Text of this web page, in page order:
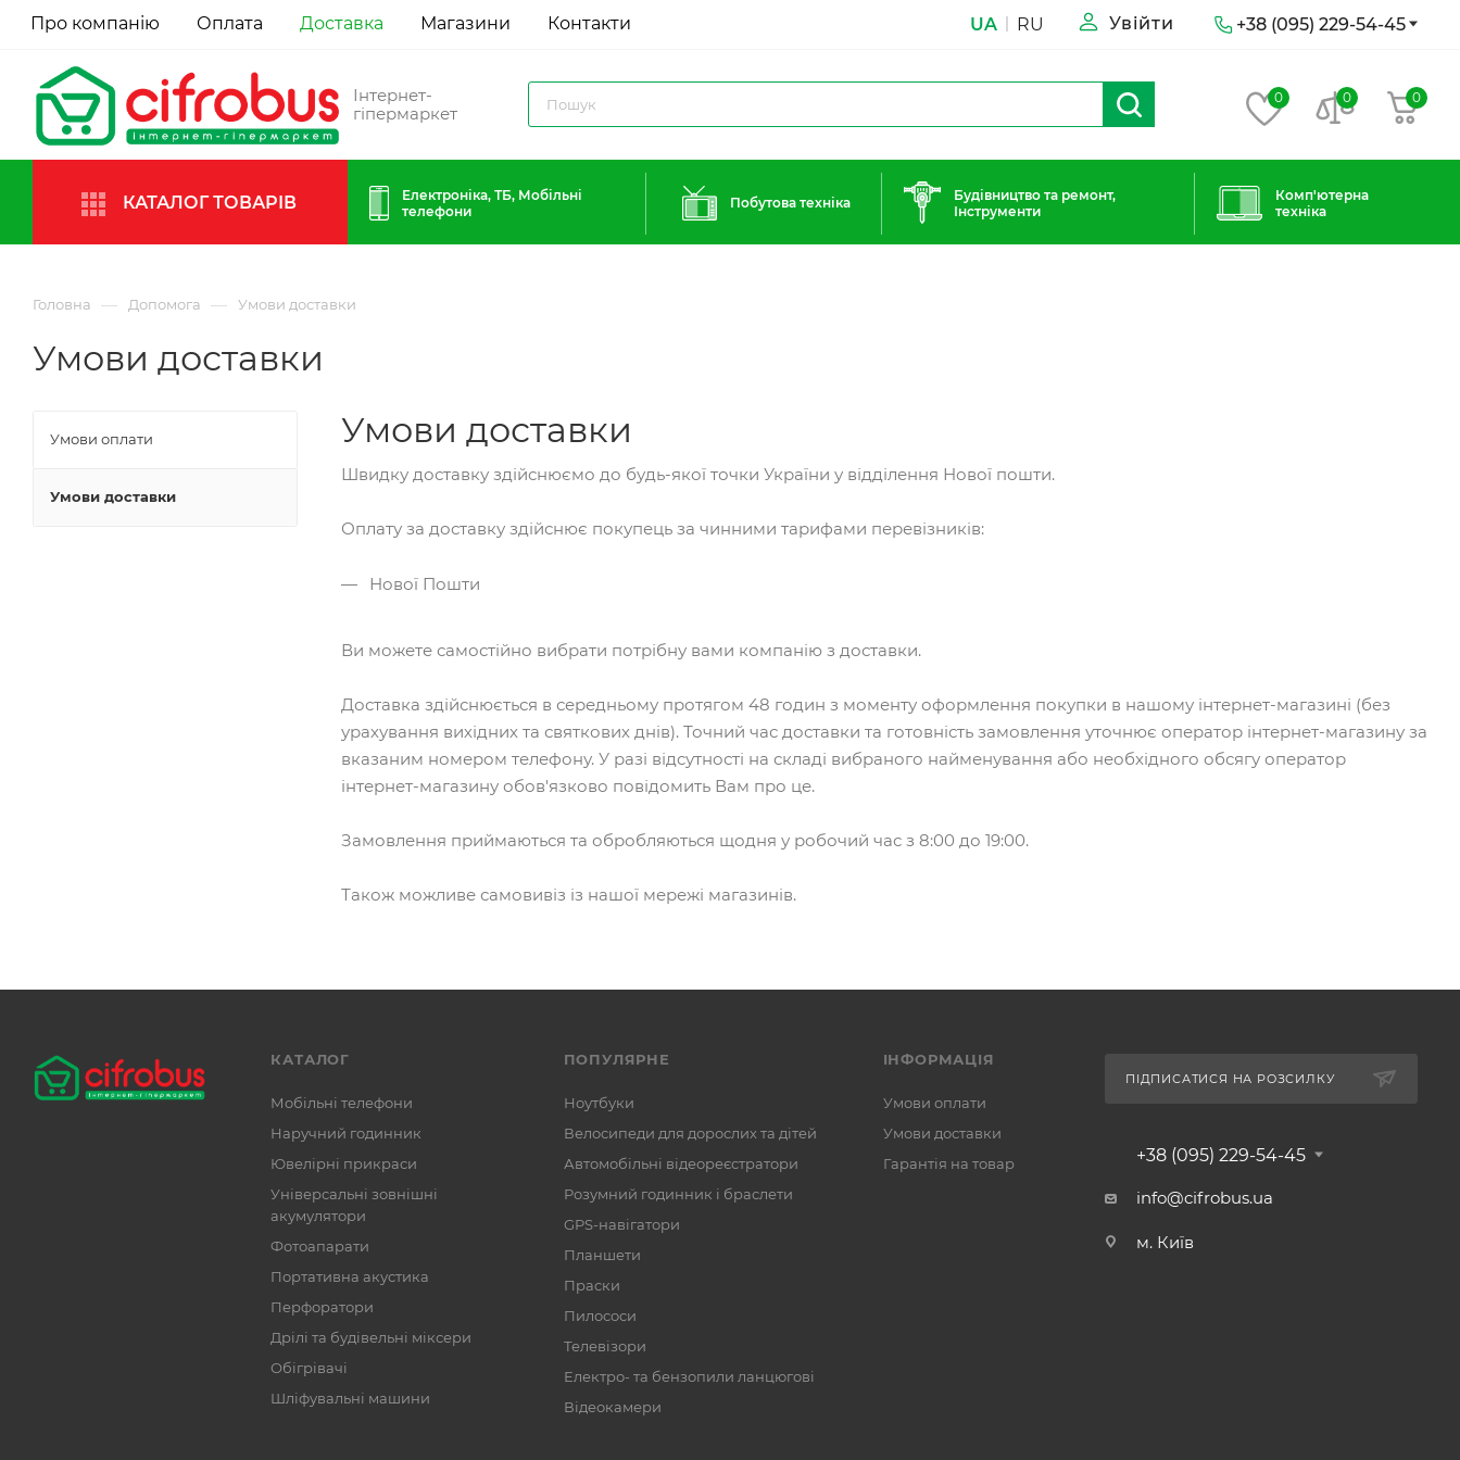
Про компанію Оплата Доставка Магазини Контакти UA RU Увійти +38 (095) 229-54-45
Інтернет-
гіпермаркет
0
0 0
Електроніка, ТБ, Мобільні
телефони
Побутова техніка
Будівництво та ремонт,
Інструменти
Комп'ютерна
техніка
КАТАЛОГ ТОВАРІВ
Головна — Допомога — Умови доставки
Умови доставки
Умови доставки
Швидку доставку здійснюємо до будь-якої точки України у відділення Нової пошти.
Оплату за доставку здійснює покупець за чинними тарифами перевізників:
Нової Пошти
Ви можете самостійно вибрати потрібну вами компанію з доставки.
Доставка здійснюється в середньому протягом 48 годин з моменту оформлення покупки в нашому інтернет-магазині (без
урахування вихідних та святкових днів). Точний час доставки та готовність замовлення уточнює оператор інтернет-магазину за
вказаним номером телефону. У разі відсутності на складі вибраного найменування або необхідного обсягу оператор
інтернет-магазину обов'язково повідомить Вам про це.
Замовлення приймаються та обробляються щодня у робочий час з 8:00 до 19:00.
Також можливе самовивіз із нашої мережі магазинів.
Умови оплати
Умови доставки
КАТАЛОГ
Мобільні телефони
Наручний годинник
Ювелірні прикраси
Універсальні зовнішні
акумулятори
Фотоапарати
Портативна акустика
Перфоратори
Дрілі та будівельні міксери
Обігрівачі
Шліфувальні машини
ПОПУЛЯРНЕ
Ноутбуки
Велосипеди для дорослих та дітей
Автомобільні відеореєстратори
Розумний годинник і браслети
GPS-навігатори
Планшети
Праски
Пилососи
Телевізори
Електро- та бензопили ланцюгові
Відеокамери
ІНФОРМАЦІЯ
Умови оплати
Умови доставки
Гарантія на товар
ПІДПИСАТИСЯ НА РОЗСИЛКУ
+38 (095) 229-54-45
info@cifrobus.ua
м. Київ